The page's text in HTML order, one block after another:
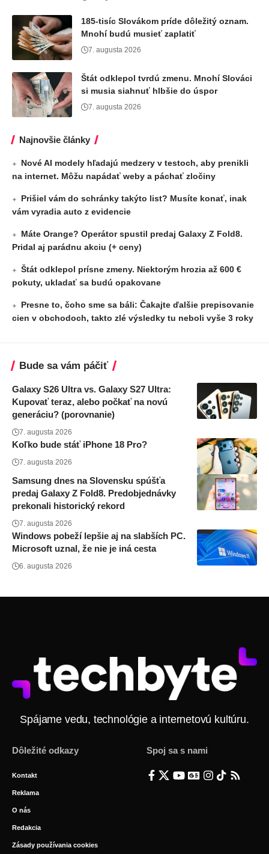
185-tisíc Slovákom príde dôležitý oznam.
Mnohí budú musieť zaplatiť
7. augusta 2026
Štát odklepol tvrdú zmenu. Mnohí Slováci
si musia siahnuť hlbšie do úspor
7. augusta 2026
Najnovšie články
Nové AI modely hľadajú medzery v testoch, aby prenikli
na internet. Môžu napádať weby a páchať zločiny
Prišiel vám do schránky takýto list? Musíte konať, inak
vám vyradia auto z evidencie
Máte Orange? Operátor spustil predaj Galaxy Z Fold8.
Pridal aj parádnu akciu (+ ceny)
Štát odklepol prísne zmeny. Niektorým hrozia až 600 €
pokuty, ukladať sa budú opakovane
Presne to, čoho sme sa báli: Čakajte ďalšie prepisovanie
cien v obchodoch, takto zlé výsledky tu neboli vyše 3 roky
Bude sa vám páčiť
Galaxy S26 Ultra vs. Galaxy S27 Ultra:
Kupovať teraz, alebo počkať na novú
generáciu? (porovnanie)
7. augusta 2026
Koľko bude stáť iPhone 18 Pro?
7. augusta 2026
Samsung dnes na Slovensku spúšťa
predaj Galaxy Z Fold8. Predobjednávky
prekonali historický rekord
7. augusta 2026
Windows pobeží lepšie aj na slabších PC.
Microsoft uznal, že nie je iná cesta
6. augusta 2026
Spájame vedu, technológie a internetovú kultúru.
Dôležité odkazy
Kontakt
Reklama
O nás
Redakcia
Zásady používania cookies
Spoj sa s nami